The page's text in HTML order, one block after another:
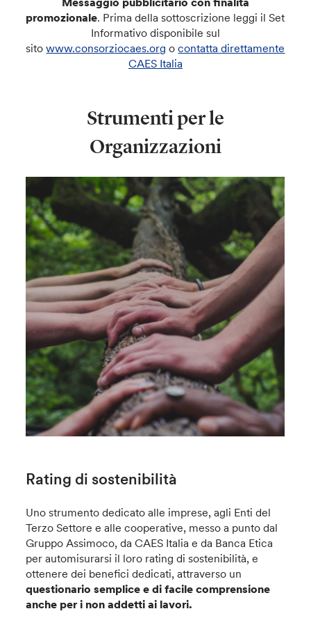
promozionale. Prima della sottoscrizione leggi il Set
Informativo disponibile sul
sitowww.consorziocaes.org ocontatta direttamente
CAES Italia
Strumenti per le
Organizzazioni
Rating di sostenibilità
Uno strumento dedicato alle imprese, agli Enti del
Terzo Settore e alle cooperative, messo a punto dal
Gruppo Assimoco, da CAES Italia e da Banca Etica
per automisurarsi il loro rating di sostenibilità, e
ottenere dei benefici dedicati, attraverso un
questionario semplice e di facile comprensione
anche per i non addetti ai lavori.